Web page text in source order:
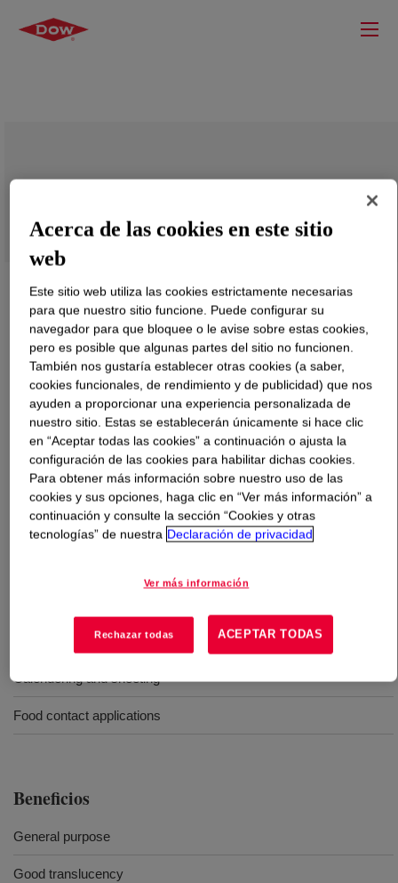
XIAMETER™ RBB-2100-50 Base
Qué esXIAMETER™ RBB-2100-50 Base?
50 Durometer, translucent, high strength grade,
uncatalyzed Silicone Rubber Base
Calendering and sheeting
Food contact applications
Beneficios
General purpose
Good translucency
Acerca de las cookies en este sitio
web
Este sitio web utiliza las cookies estrictamente necesarias
para que nuestro sitio funcione. Puede configurar su
navegador para que bloquee o le avise sobre estas cookies,
pero es posible que algunas partes del sitio no funcionen.
También nos gustaría establecer otras cookies (a saber,
cookies funcionales, de rendimiento y de publicidad) que nos
ayuden a proporcionar una experiencia personalizada de
nuestro sitio. Estas se establecerán únicamente si hace clic
en “Aceptar todas las cookies” a continuación o ajusta la
configuración de las cookies para habilitar dichas cookies.
Para obtener más información sobre nuestro uso de las
cookies y sus opciones, haga clic en “Ver más información” a
continuación y consulte la sección “Cookies y otras
tecnologías” de nuestra Declaración de privacidad
Ver más información
Rechazar todas ACEPTAR TODAS